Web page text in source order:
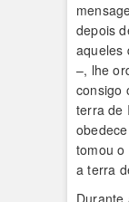
depois
aqueles
–, lhe
consigo
terra de
tomou o
a terra
Durante